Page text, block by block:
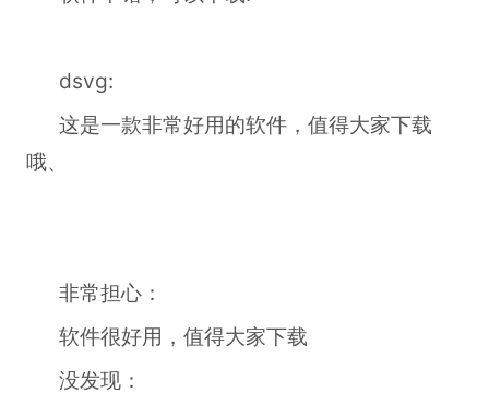
dsvg:
这是一款非常好用的软件，值得大家下载
哦、
非常担心：
软件很好用，值得大家下载
没发现：